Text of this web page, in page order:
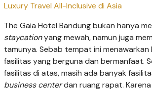
Luxury Travel All-Inclusive di Asia
The Gaia Hotel Bandung bukan hanya
staycationyang mewah, namun juga
tamunya. Sebab tempat ini menawarkan
fasilitas yang berguna dan bermanfaat.
fasilitas di atas, masih ada banyak
business centerdan ruang rapat.